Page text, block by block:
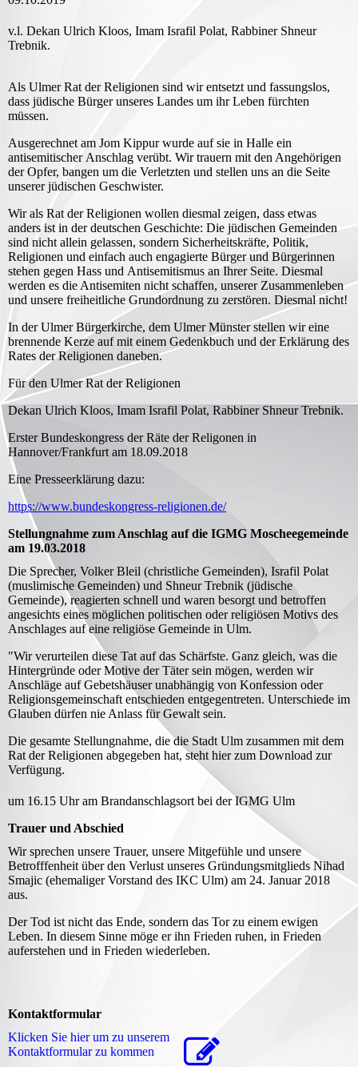
v.l. Dekan Ulrich Kloos, Imam Israfil Polat, Rabbiner Shneur
Trebnik.
Als Ulmer Rat der Religionen sind wir entsetzt und fassungslos,
dass jüdische Bürger unseres Landes um ihr Leben fürchten
müssen.
Ausgerechnet am Jom Kippur wurde auf sie in Halle ein
antisemitischer Anschlag verübt. Wir trauern mit den Angehörigen
der Opfer, bangen um die Verletzten und stellen uns an die Seite
unserer jüdischen Geschwister.
Wir als Rat der Religionen wollen diesmal zeigen, dass etwas
anders ist in der deutschen Geschichte: Die jüdischen Gemeinden
sind nicht allein gelassen, sondern Sicherheitskräfte, Politik,
Religionen und einfach auch engagierte Bürger und Bürgerinnen
stehen gegen Hass und Antisemitismus an Ihrer Seite. Diesmal
werden es die Antisemiten nicht schaffen, unserer Zusammenleben
und unsere freiheitliche Grundordnung zu zerstören. Diesmal nicht!
In der Ulmer Bürgerkirche, dem Ulmer Münster stellen wir eine
brennende Kerze auf mit einem Gedenkbuch und der Erklärung des
Rates der Religionen daneben.
Für den Ulmer Rat der Religionen
Dekan Ulrich Kloos, Imam Israfil Polat, Rabbiner Shneur Trebnik.
Erster Bundeskongress der Räte der Religonen in
Hannover/Frankfurt am 18.09.2018
Eine Presseerklärung dazu:
https://www.bundeskongress-religionen.de/
Stellungnahme zum Anschlag auf die IGMG Moscheegemeinde
am 19.03.2018
Die Sprecher, Volker Bleil (christliche Gemeinden), Israfil Polat
(muslimische Gemeinden) und Shneur Trebnik (jüdische
Gemeinde), reagierten schnell und waren besorgt und betroffen
angesichts eines möglichen politischen oder religiösen Motivs des
Anschlages auf eine religiöse Gemeinde in Ulm.
"Wir verurteilen diese Tat auf das Schärfste. Ganz gleich, was die
Hintergründe oder Motive der Täter sein mögen, werden wir
Anschläge auf Gebetshäuser unabhängig von Konfession oder
Religionsgemeinschaft entschieden entgegentreten. Unterschiede im
Glauben dürfen nie Anlass für Gewalt sein.
Die gesamte Stellungnahme, die die Stadt Ulm zusammen mit dem
Rat der Religionen abgegeben hat, steht hier zum Download zur
Verfügung.
um 16.15 Uhr am Brandanschlagsort bei der IGMG Ulm
Trauer und Abschied
Wir sprechen unsere Trauer, unsere Mitgefühle und unsere
Betrofffenheit über den Verlust unseres Gründungsmitglieds Nihad
Smajic (ehemaliger Vorstand des IKC Ulm) am 24. Januar 2018
aus.
Der Tod ist nicht das Ende, sondern das Tor zu einem ewigen
Leben. In diesem Sinne möge er ihn Frieden ruhen, in Frieden
auferstehen und in Frieden wiederleben.
Kontaktformular
Klicken Sie hier um zu unserem
Kon­takt­for­mu­lar zu kommen